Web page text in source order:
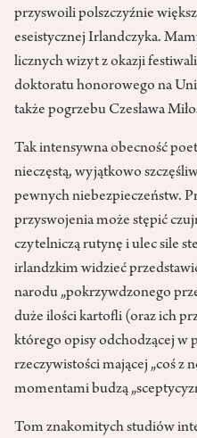
przyswoili polszczyźnie
eseistycznej Irlandczyka.
licznych wizyt z okazji
doktoratu honorowego na
także pogrzebu Czesława
Tak intensywna obecność
nieczęstą, wyjątkowo
pewnych niebezpieczeństw.
przyswojenia może stępić
czytelniczą rutynę i ulec sile
irlandzkim widzieć
narodu „pokrzywdzonego
duże ilości kartofli (oraz ich
którego opisy odchodzącej w
rzeczywistości mającej „coś z
momentami budzą
Tom znakomitych studiów